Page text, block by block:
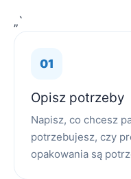
„`
Opisz potrzeby
Napisz, co chcesz
potrzebujesz, czy
opakowania są